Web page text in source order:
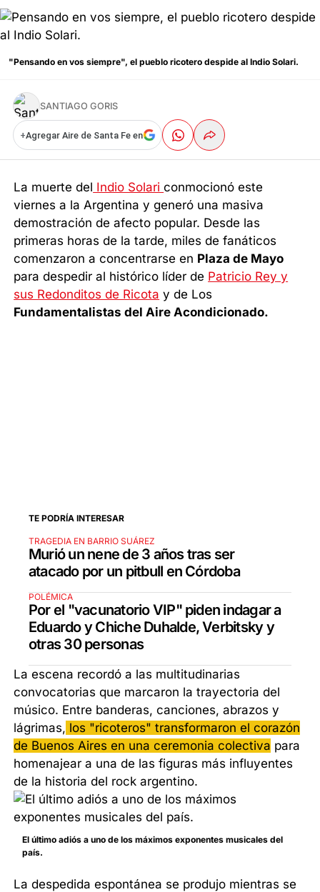
"Pensando en vos siempre", el pueblo ricotero despide al Indio Solari.
SANTIAGO GORIS
+Agregar Aire de Santa Fe en
La muerte del Indio Solariconmocionó este
viernes a la Argentina y generó una masiva
demostración de afecto popular. Desde las
primeras horas de la tarde, miles de fanáticos
comenzaron a concentrarse en Plaza de Mayo
para despedir al histórico líder de Patricio Rey y
sus Redonditos de Ricota y de Los
Fundamentalistas del Aire Acondicionado.
TE PODRÍA INTERESAR
TRAGEDIA EN BARRIO SUÁREZ
Murió un nene de 3 años tras ser
atacado por un pitbull en Córdoba
POLÉMICA
Por el "vacunatorio VIP" piden indagar a
Eduardo y Chiche Duhalde, Verbitsky y
otras 30 personas
La escena recordó a las multitudinarias
convocatorias que marcaron la trayectoria del
músico. Entre banderas, canciones, abrazos y
lágrimas, los "ricoteros" transformaron el corazón
de Buenos Aires en una ceremonia colectiva para
homenajear a una de las figuras más influyentes
de la historia del rock argentino.
El último adiós a uno de los máximos exponentes musicales del
país.
La despedida espontánea se produjo mientras se